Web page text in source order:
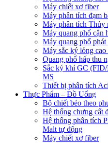
Máy chiết xơ fiber
Máy phân tích đạm
Máy phân tích Thủy
Máy quang phổ cận
Máy quang phổ
Máy sắc ký lỏng
Quang phổ hấp thu
Sắc ký khí GC
MS
Thiết bị phân tích
Thực Phẩm – Đồ Uống
Bộ chiết béo theo
Hệ thống chưng cất
Hệ thống phân tích
Malt tự động
Máy chiết xơ fiber